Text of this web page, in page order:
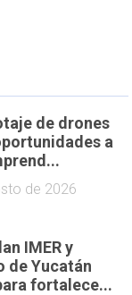
de drones
a
de 2026
IMER y
de Yucatán
fortalece...